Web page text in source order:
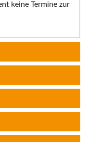
keine Termine zur